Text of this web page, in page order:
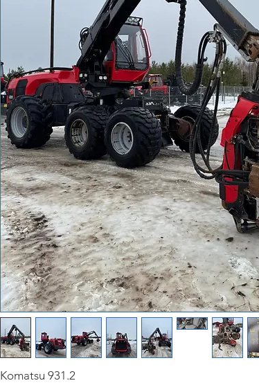
Komatsu 931.2